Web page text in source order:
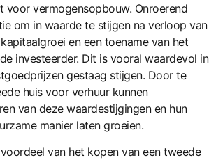
voor vermogensopbouw. Onroerend
om in waarde te stijgen na verloop van
en een toename van het
investeerder. Dit is vooral waardevol in
gestaag stijgen. Door te
huis voor verhuur kunnen
van deze waardestijgingen en hun
manier laten groeien.
van het kopen van een tweede